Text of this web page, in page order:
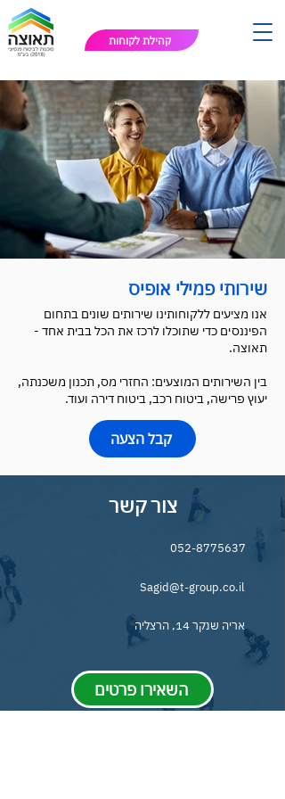
קהילת לקוחות
שירותי פמילי אופיס
אנו מציעים ללקוחותינו שירותים שונים בתחום
הפיננסים כדי שתוכלו לרכז את הכל בבית אחד -
תאוצה.
בין השירותים המוצעים: החזרי מס, תכנון משכנתה,
יעוץ פרישה, ביטוח רכב, ביטוח דירה ועוד.
קבל הצעה
צור קשר
052-8775637
Sagid@t-group.co.il
אריה שנקר 14, הרצליה
השאירו פרטים